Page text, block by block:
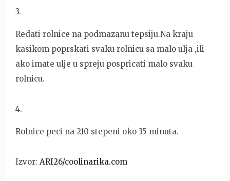
3.
Redati rolnice na podmazanu tepsiju.Na kraju
kasikom poprskati svaku rolnicu sa malo ulja ,ili
ako imate ulje u spreju pospricati malo svaku
rolnicu.
4.
Rolnice peci na 210 stepeni oko 35 minuta.
Izvor: ARI26/coolinarika.com